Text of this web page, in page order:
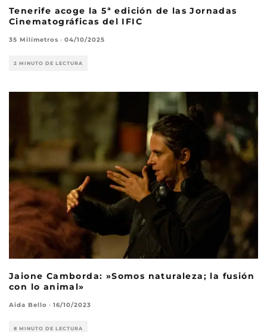
Tenerife acoge la 5ª edición de las Jornadas
Cinematográficas del IFIC
35 Milímetros · 04/10/2025
2 MINUTO DE LECTURA
Jaione Camborda: »Somos naturaleza; la fusión
con lo animal»
Aida Bello · 16/10/2023
8 MINUTO DE LECTURA